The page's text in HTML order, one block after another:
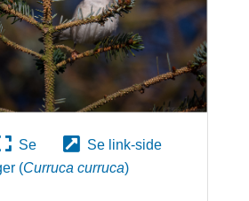
Se
Se link-side
(Curruca curruca)